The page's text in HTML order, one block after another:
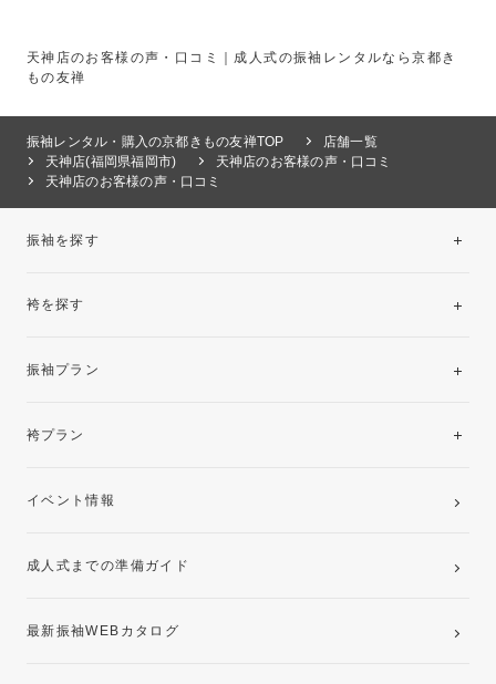
天神店のお客様の声・口コミ｜成人式の振袖レンタルなら京都き
もの友禅
振袖レンタル・購入の京都きもの友禅TOP
店舗一覧
天神店(福岡県福岡市)
天神店のお客様の声・口コミ
天神店のお客様の声・口コミ
振袖を探す
袴を探す
振袖プラン
レンタルプラン
袴プラン
卒業袴レンタルプラン
イベント情報
成人式までの準備ガイド
最新振袖WEBカタログ